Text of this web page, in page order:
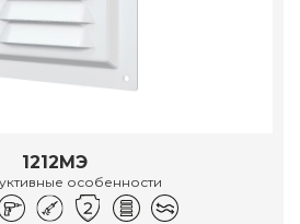
1212МЭ
особенности